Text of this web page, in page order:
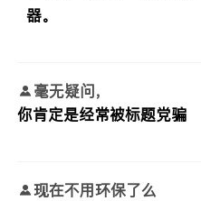
器。
毫无疑问，
你肯定是经常被标题党骗
现在不用环保了么